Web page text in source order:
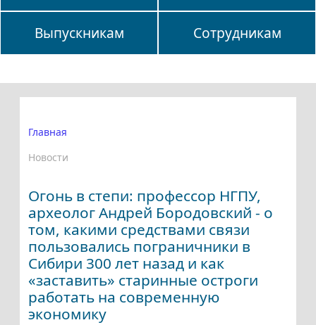
Выпускникам Сотрудникам
Главная
Новости
Огонь в степи: профессор НГПУ,
археолог Андрей Бородовский - о
том, какими средствами связи
пользовались пограничники в
Сибири 300 лет назад и как
«заставить» старинные остроги
работать на современную
экономику